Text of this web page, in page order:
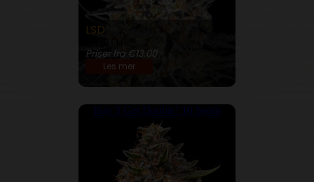
LSD
Priser fra €13.00
Les mer
Buy 5 Get Double! 10 Seeds